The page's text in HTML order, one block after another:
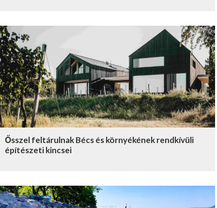
Ősszel feltárulnak Bécs és környékének rendkívüli
építészeti kincsei